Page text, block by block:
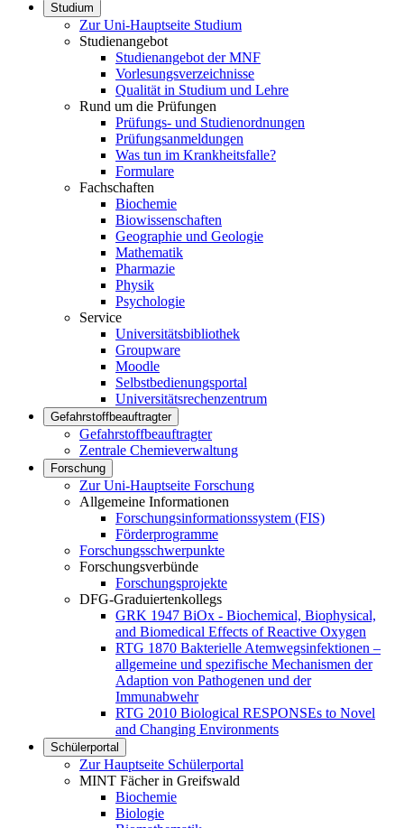
Studium
Zur Uni-Hauptseite Studium
Studienangebot
Studienangebot der MNF
Vorlesungsverzeichnisse
Qualität in Studium und Lehre
Rund um die Prüfungen
Prüfungs- und Studienordnungen
Prüfungsanmeldungen
Was tun im Krankheitsfalle?
Formulare
Fachschaften
Biochemie
Biowissenschaften
Geographie und Geologie
Mathematik
Pharmazie
Physik
Psychologie
Service
Universitätsbibliothek
Groupware
Moodle
Selbstbedienungsportal
Universitätsrechenzentrum
Gefahrstoffbeauftragter
Gefahrstoffbeauftragter
Zentrale Chemieverwaltung
Forschung
Zur Uni-Hauptseite Forschung
Allgemeine Informationen
Forschungsinformationssystem (FIS)
Förderprogramme
Forschungsschwerpunkte
Forschungsverbünde
Forschungsprojekte
DFG-Graduiertenkollegs
GRK 1947 BiOx - Biochemical, Biophysical,
and Biomedical Effects of Reactive Oxygen
RTG 1870 Bakterielle Atemwegsinfektionen –
allgemeine und spezifische Mechanismen der
Adaption von Pathogenen und der
Immunabwehr
RTG 2010 Biological RESPONSEs to Novel
and Changing Environments
Schülerportal
Zur Hauptseite Schülerportal
MINT Fächer in Greifswald
Biochemie
Biologie